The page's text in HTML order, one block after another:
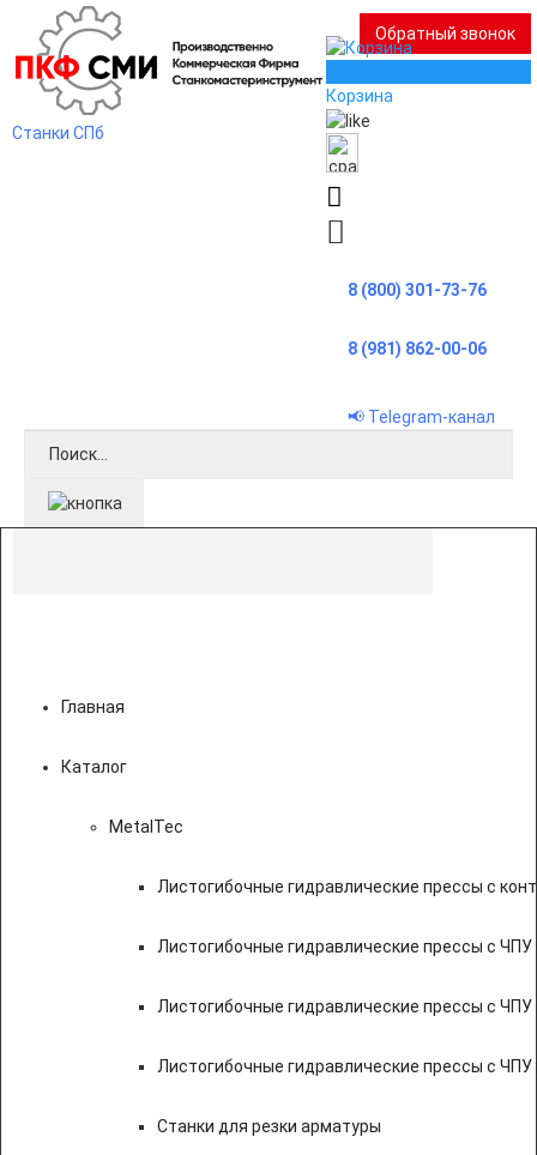
Станки СПб
Обратный звонок
Корзина
8 (800) 301-73-76
8 (981) 862-00-06
📢 Telegram-канал
Главная
Каталог
MetalTec
Листогибочные гидравлические прессы с
Листогибочные гидравлические прессы с
Листогибочные гидравлические прессы с ЧПУ
Листогибочные гидравлические прессы с
Станки для резки арматуры